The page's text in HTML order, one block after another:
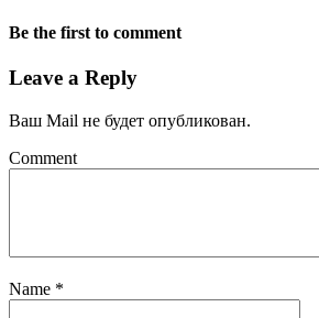
Be the first to comment
Leave a Reply
Ваш Mail не будет опубликован.
Comment
Name *